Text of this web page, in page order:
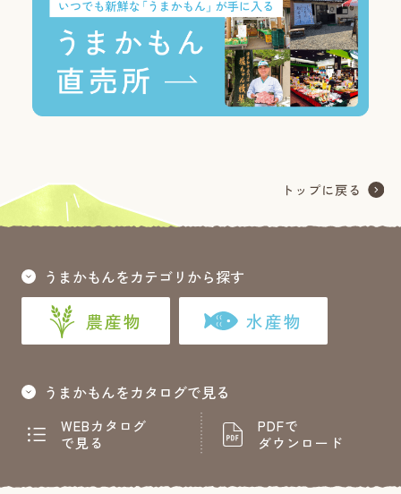
うまかもんをカテゴリから探す
農産物 水産物
うまかもんをカタログで見る
WEBカタログ
で見る
PDFで
ダウンロード